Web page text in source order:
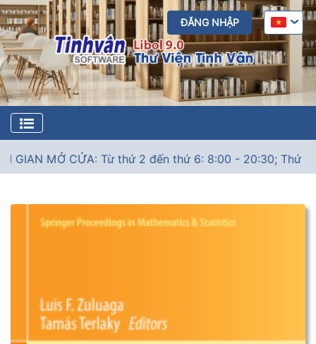
ĐĂNG NHẬP
MỞ CỬA: Từ thứ 2 đến thứ 6: 8:00 - 20:30; Thứ 7: